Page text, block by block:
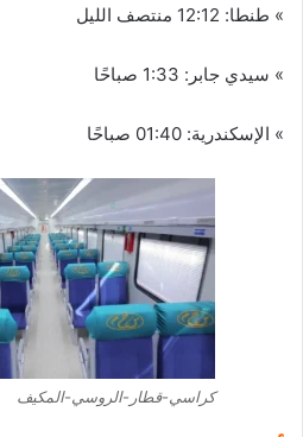
» طنطا: 12:12 منتصف الليل
» سيدي جابر: 1:33 صباحًا
» الإسكندرية: 01:40 صباحًا
كراسي-قطار-الروسي-المكيف